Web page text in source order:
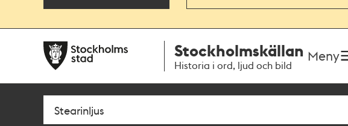
navigationen
huvudinnehållet
Stockholmskällan
Historia i ord, ljud och bild
Meny
Sök